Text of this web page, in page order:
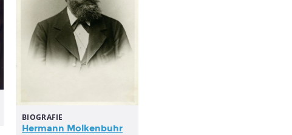
BIOGRAFIE
Hermann Molkenbuhr